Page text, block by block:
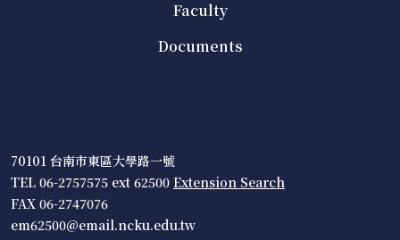
Faculty
Documents
70101 台南市東區大學路一號
TEL 06-2757575 ext 62500 Extension Search
FAX 06-2747076
em62500@email.ncku.edu.tw